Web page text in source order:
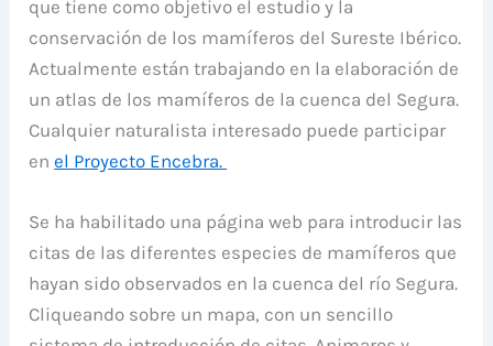
que tiene como objetivo el estudio y la
conservación de los mamíferos del Sureste Ibérico.
Actualmente están trabajando en la elaboración de
un atlas de los mamíferos de la cuenca del Segura.
Cualquier naturalista interesado puede participar
enel Proyecto Encebra.
Se ha habilitado una página web para introducir las
citas de las diferentes especies de mamíferos que
hayan sido observados en la cuenca del río Segura.
Cliqueando sobre un mapa, con un sencillo